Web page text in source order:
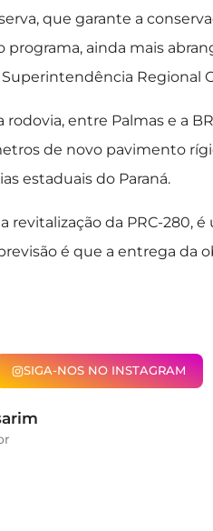
que garante a
ainda mais
Regional
entre Palmas e a
de novo pavimento
estaduais do Paraná.
revitalização da PRC-280,
é que a entrega da
SIGA-NOS NO INSTAGRAM